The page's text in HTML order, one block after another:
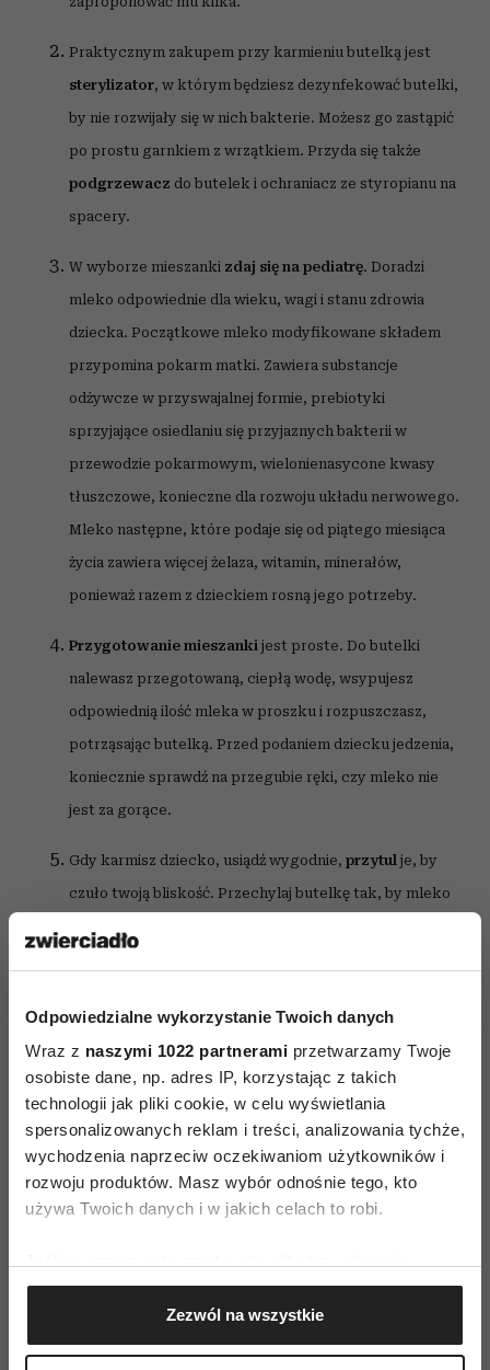
Odpowiedzialne wykorzystanie Twoich danych
Wraz z naszymi 1022 partnerami przetwarzamy Twoje
osobiste dane, np. adres IP, korzystając z takich
technologii jak pliki cookie, w celu wyświetlania
spersonalizowanych reklam i treści, analizowania tychże,
wychodzenia naprzeciw oczekiwaniom użytkowników i
rozwoju produktów. Masz wybór odnośnie tego, kto
używa Twoich danych i w jakich celach to robi.
Gromadzić dane dotyczące Twojej lokalizacji
geograficznej z dokładnością nawet do kilku metrów
Identyfikować Twoje urządzenie, aktywnie
Zezwól na wszystkie
Praktycznym zakupem przy karmieniu butelką jest
sterylizator, w którym będziesz dezynfekować butelki,
by nie rozwijały się w nich bakterie. Możesz go zastąpić
po prostu garnkiem z wrzątkiem. Przyda się także
podgrzewacz do butelek i ochraniacz ze styropianu na
spacery.
W wyborze mieszanki zdaj się na pediatrę. Doradzi
mleko odpowiednie dla wieku, wagi i stanu zdrowia
dziecka. Początkowe mleko modyfikowane składem
przypomina pokarm matki. Zawiera substancje
odżywcze w przyswajalnej formie, prebiotyki
sprzyjające osiedlaniu się przyjaznych bakterii w
przewodzie pokarmowym, wielonienasycone kwasy
tłuszczowe, konieczne dla rozwoju układu nerwowego.
Mleko następne, które podaje się od piątego miesiąca
życia zawiera więcej żelaza, witamin, minerałów,
ponieważ razem z dzieckiem rosną jego potrzeby.
Przygotowanie mieszanki jest proste. Do butelki
nalewasz przegotowaną, ciepłą wodę, wsypujesz
odpowiednią ilość mleka w proszku i rozpuszczasz,
potrząsając butelką. Przed podaniem dziecku jedzenia,
koniecznie sprawdź na przegubie ręki, czy mleko nie
jest za gorące.
Gdy karmisz dziecko, usiądź wygodnie, przytul je, by
czuło twoją bliskość. Przechylaj butelkę tak, by mleko
AUTOPROMOCJA